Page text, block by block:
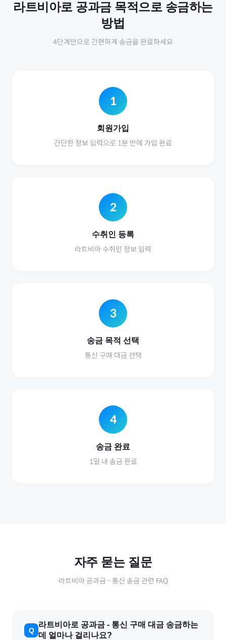
라트비아로 공과금 목적으로 송금하는
방법
4단계만으로 간편하게 송금을 완료하세요
1
회원가입
간단한 정보 입력으로 1분 만에 가입 완료
2
수취인 등록
라트비아 수취인 정보 입력
3
송금 목적 선택
통신 구매 대금 선택
4
송금 완료
1일 내 송금 완료
자주 묻는 질문
라트비아 공과금 - 통신 송금 관련 FAQ
라트비아로 공과금 - 통신 구매 대금 송금하는
데 얼마나 걸리나요?